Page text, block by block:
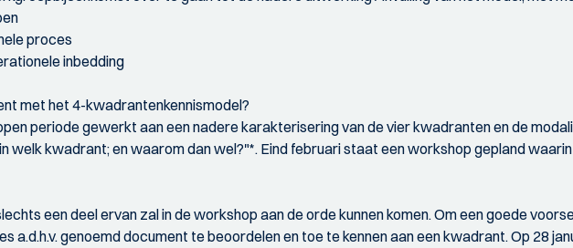
proces
inbedding
met het 4-kwadrantenkennismodel?
periode gewerkt aan een nadere karakterisering van de vier kwadranten en de
welk kwadrant; en waarom dan wel?"*. Eind februari staat een workshop gepland
een deel ervan zal in de workshop aan de orde kunnen komen. Om een goede
genoemd document te beoordelen en toe te kennen aan een kwadrant. Op 28